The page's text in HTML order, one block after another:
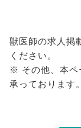
獣医師の求人掲
ください。
※ その他、本ペ
承っております。